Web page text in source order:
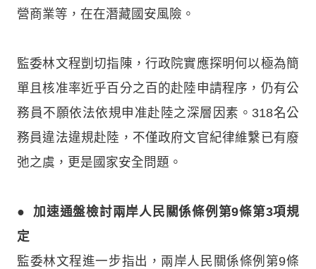
營商業等，在在潛藏國安風險。
監委林文程剴切指陳，行政院實應探明何以極為簡
單且核准率近乎百分之百的赴陸申請程序，仍有公
務員不願依法依規申准赴陸之深層因素。318名公
務員違法違規赴陸，不僅政府文官紀律維繫已有廢
弛之虞，更是國家安全問題。
● 加速通盤檢討兩岸人民關係條例第9條第3項規
定
監委林文程進一步指出，兩岸人民關係條例第9條